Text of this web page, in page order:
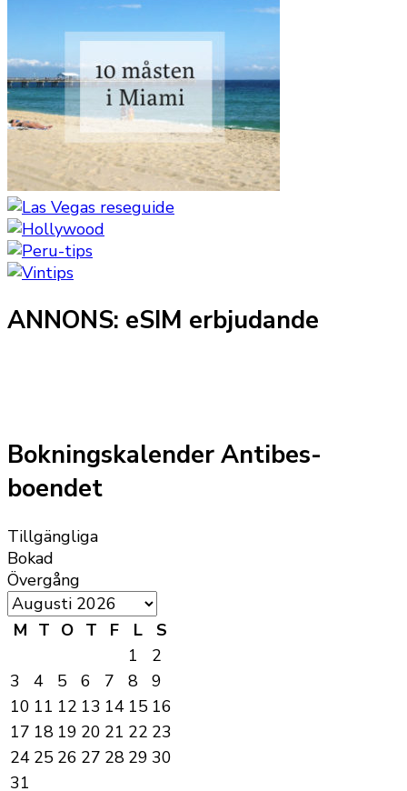
ANNONS: eSIM erbjudande
Bokningskalender Antibes-
boendet
Tillgängliga
Bokad
Övergång
M T O T F L
S
1
2
3
4 5 6 7 8
9
10 11 12 13 14 15 16
17 18 19 20 21 22 23
24 25 26 27 28 29 30
31